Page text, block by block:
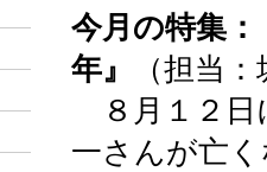
今月の特集
年』
（担当
８月１２日
一さんが亡